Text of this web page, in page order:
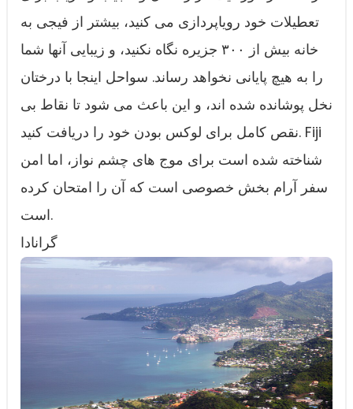
تعطیلات خود رویاپردازی می کنید، بیشتر از فیجی به
خانه بیش از ۳۰۰ جزیره نگاه نکنید، و زیبایی آنها شما
را به هیچ پایانی نخواهد رساند. سواحل اینجا با درختان
نخل پوشانده شده اند، و این باعث می شود تا نقاط بی
نقص کامل برای لوکس بودن خود را دریافت کنید. Fiji
شناخته شده است برای موج های چشم نواز، اما امن
سفر آرام بخش خصوصی است که آن را امتحان کرده
است.
گرانادا